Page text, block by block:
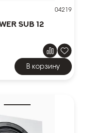
04219
Sub 12
В корзину